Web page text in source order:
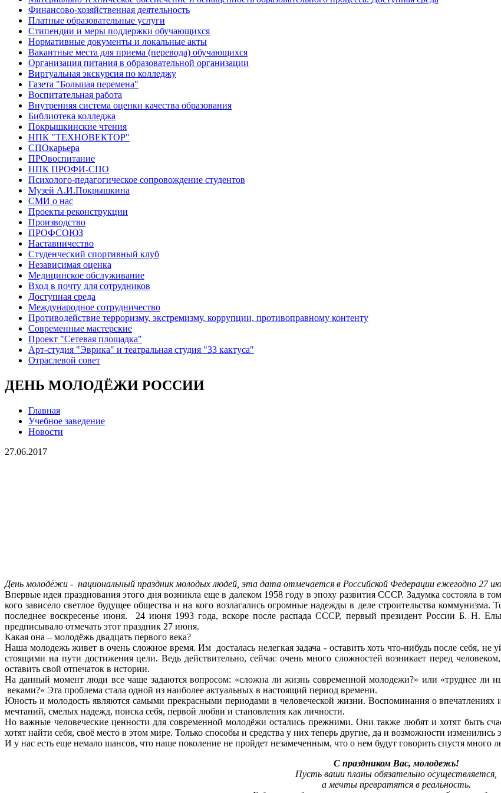
Финансово-хозяйственная деятельность
Платные образовательные услуги
Стипендии и меры поддержки обучающихся
Нормативные документы и локальные акты
Вакантные места для приема (перевода) обучающихся
Организация питания в образовательной организации
Виртуальная экскурсия по колледжу
Газета "Большая перемена"
Воспитательная работа
Внутренняя система оценки качества образования
Библиотека колледжа
Покрышкинские чтения
НПК "ТЕХНОВЕКТОР"
СПОкарьера
ПРОвоспитание
НПК ПРОФИ-СПО
Психолого-педагогическое сопровождение студентов
Музей А.И.Покрышкина
СМИ о нас
Проекты реконструкции
Производство
ПРОФСОЮЗ
Наставничество
Студенческий спортивный клуб
Независимая оценка
Медицинское обслуживание
Вход в почту для сотрудников
Доступная среда
Международное сотрудничество
Противодействие терроризму, экстремизму, коррупции, противоправному контенту
Современные мастерские
Проект "Сетевая площадка"
Арт-студия "Эврика" и театральная студия "33 кактуса"
Отраслевой совет
ДЕНЬ МОЛОДЁЖИ РОССИИ
Главная
Учебное заведение
Новости
27.06.2017
День молодёжи - национальный праздник молодых людей, эта дата отмечается в Российской Федерации ежегодно 27
Впервые идея празднования этого дня возникла еще в далеком 1958 году в эпоху развития СССР. Задумка состояла в
кого зависело светлое будущее общества и на кого возлагались огромные надежды в деле строительства
последнее воскресенье июня. 24 июня 1993 года, вскоре после распада СССР, первый президент России Б. Н.
предписывало отмечать этот праздник 27 июня.
Какая она – молодёжь двадцать первого века?
Наша молодежь живет в очень сложное время. Им досталась нелегкая задача - оставить хоть что-нибудь после себя,
стоящими на пути достижения цели. Ведь действительно, сейчас очень много сложностей возникает перед
оставить свой отпечаток в истории.
На данный момент люди все чаще задаются вопросом: «сложна ли жизнь современной молодежи?» или «труднее
веками?» Эта проблема стала одной из наиболее актуальных в настоящий период времени.
Юность и молодость являются самыми прекрасными периодами в человеческой жизни. Воспоминания о
мечтаний, смелых надежд, поиска себя, первой любви и становления как личности.
Но важные человеческие ценности для современной молодёжи остались прежними. Они также любят и хотят быть
хотят найти себя, своё место в этом мире. Только способы и средства у них теперь другие, да и возможности изменились
И у нас есть еще немало шансов, что наше поколение не пройдет незамеченным, что о нем будут говорить спустя много
С праздником Вас, молодежь!
Пусть ваши планы обязательно осуществляется,
а мечты превратятся в реальность.